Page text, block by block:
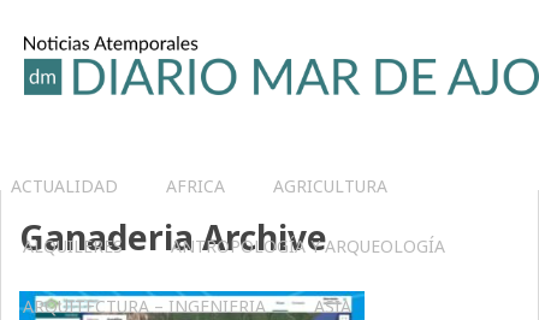
ACTUALIDAD AFRICA AGRICULTURA
ALQUILERES ANTROPOLOGÍA Y ARQUEOLOGÍA
ARQUITECTURA – INGENIERIA ASIA
Ganaderia Archive